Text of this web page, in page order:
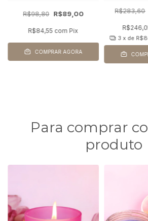
R$98,80 R$89,00
R$84,55 com Pix
COMPRAR AGORA
R$283,60
3 x de
Para comprar
produto